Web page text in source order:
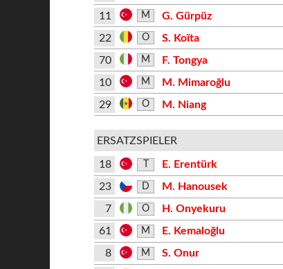
11
M G. Gürpüz
22 O S. Koïta
70 M F. Tongya
10 M M. Mimaroğlu
29 O M. Niang
ERSATZSPIELER
18
E. Erentürk
23
D M. Hanousek
7 O H. Onyekuru
61 M
E. Kemaloğlu
8
M S. Onur